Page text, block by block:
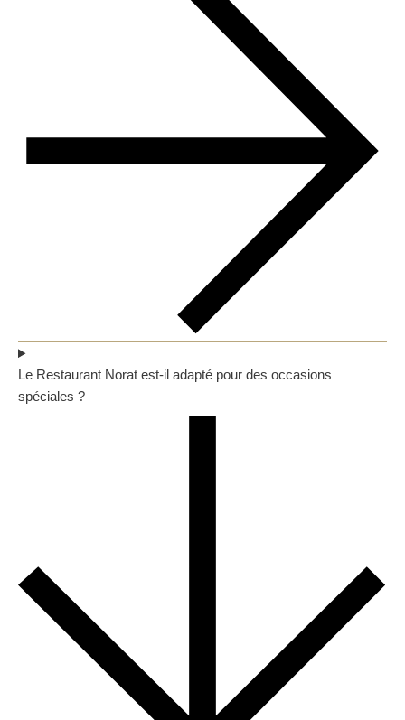
Le Restaurant Norat est-il adapté pour des occasions
spéciales ?